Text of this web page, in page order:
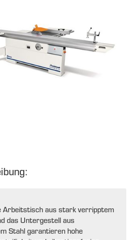
Arbeitstisch aus stark verripptem
das Untergestell aus
Stahl garantieren hohe